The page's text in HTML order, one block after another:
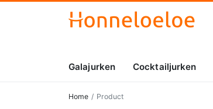
Galajurken Cocktailjurken
Home
Product